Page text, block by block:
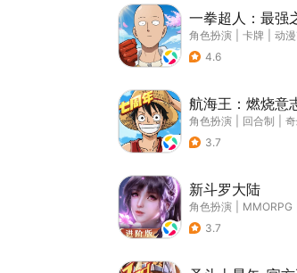
一拳超人：最强
角色扮演 卡牌 动
4.6
航海王：燃烧意
角色扮演 回合制
3.7
新斗罗大陆
角色扮演 MMORPG
3.7